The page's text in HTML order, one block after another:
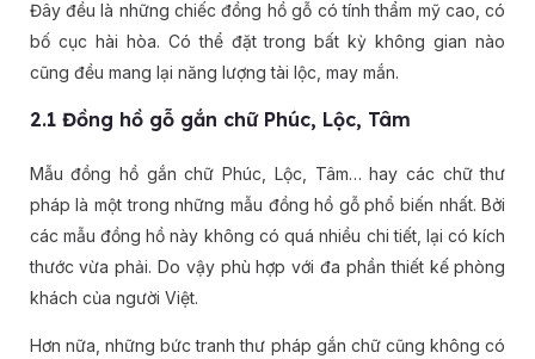
Đây đều là những chiếc đồng hồ gỗ có tính thẩm mỹ cao, có
bố cục hài hòa. Có thể đặt trong bất kỳ không gian nào
cũng đều mang lại năng lượng tài lộc, may mắn.
2.1 Đồng hồ gỗ gắn chữ Phúc, Lộc, Tâm
Mẫu đồng hồ gắn chữ Phúc, Lộc, Tâm… hay các chữ thư
pháp là một trong những mẫu đồng hồ gỗ phổ biến nhất. Bởi
các mẫu đồng hồ này không có quá nhiều chi tiết, lại có kích
thước vừa phải. Do vậy phù hợp với đa phần thiết kế phòng
khách của người Việt.
Hơn nữa, những bức tranh thư pháp gắn chữ cũng không có